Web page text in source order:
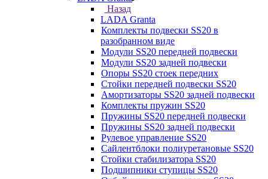
Назад
LADA Granta
Комплекты подвески SS20 в
разобранном виде
Модули SS20 передней подвески
Модули SS20 задней подвески
Опоры SS20 стоек передних
Стойки передней подвески SS20
Амортизаторы SS20 задней подвески
Комплекты пружин SS20
Пружины SS20 передней подвески
Пружины SS20 задней подвески
Рулевое управление SS20
Сайлентблоки полиуретановые SS20
Стойки стабилизатора SS20
Подшипники ступицы SS20